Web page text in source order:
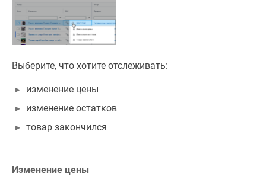
Выберите, что хотите отслеживать:
изменение цены
изменение остатков
товар закончился
Изменение цены